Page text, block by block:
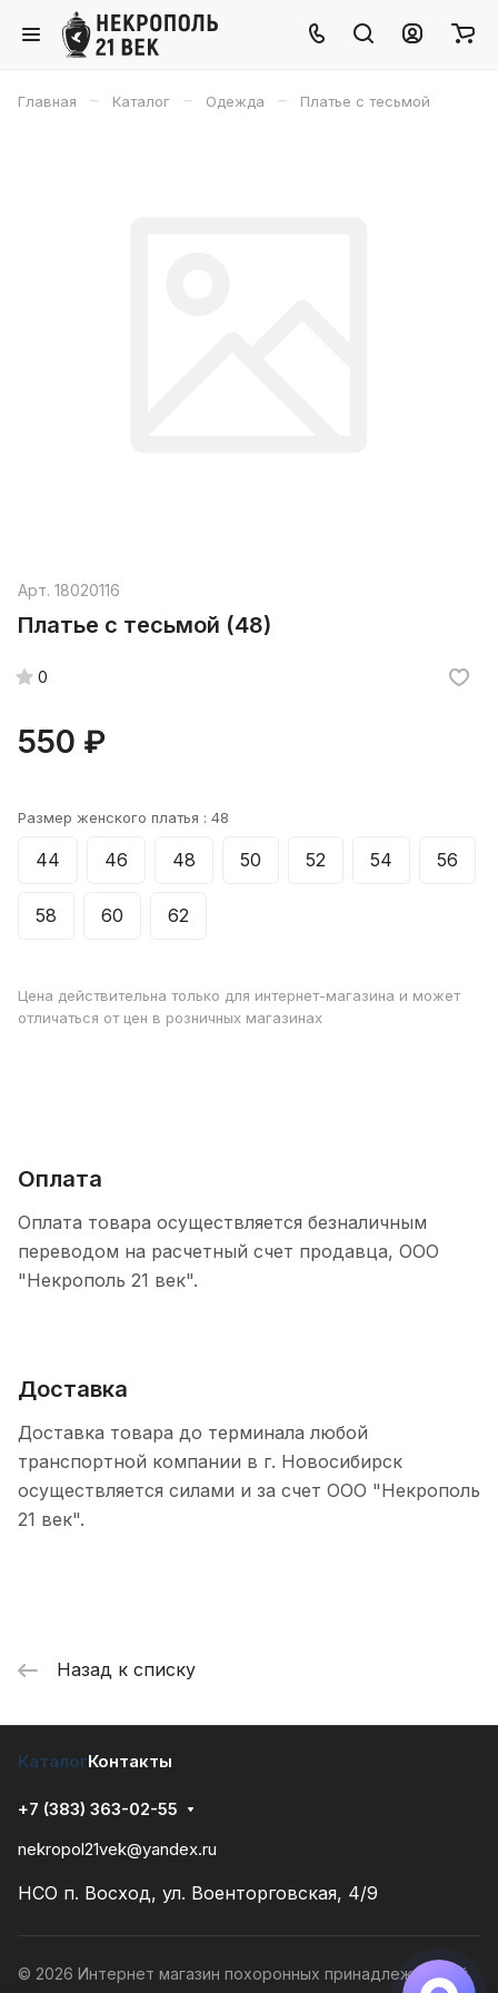
Главная – Каталог – Одежда – Платье с тесьмой
Арт. 18020116
Платье с тесьмой (48)
0
550 ₽
Размер женского платья : 48
44 46 48 50 52 54 56
58 60 62
Цена действительна только для интернет-магазина и может
отличаться от цен в розничных магазинах
Оплата
Оплата товара осуществляется безналичным
переводом на расчетный счет продавца, ООО
"Некрополь 21 век".
Доставка
Доставка товара до терминала любой
транспортной компании в г. Новосибирск
осуществляется силами и за счет ООО "Некрополь
21 век".
Назад к списку
КаталогКонтакты
+7 (383) 363-02-55
nekropol21vek@yandex.ru
НСО п. Восход, ул. Военторговская, 4/9
© 2026 Интернет магазин похоронных принадлежностей